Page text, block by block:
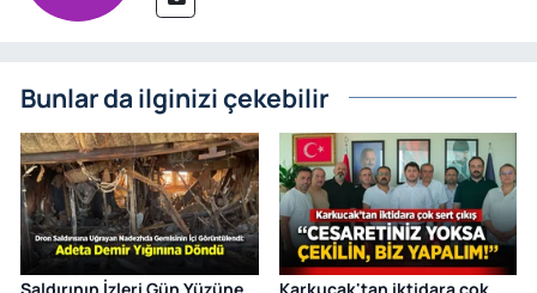
Bunlar da ilginizi çekebilir